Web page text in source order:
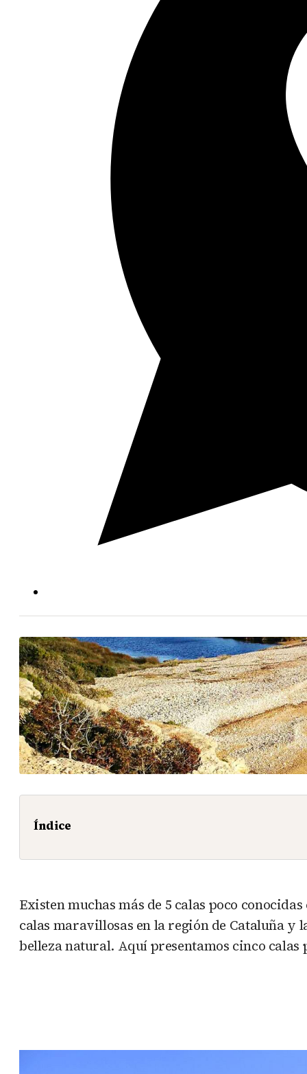
Índice
Existen muchas más de 5 calas poco
calas maravillosas en la región de Cataluña y
belleza natural. Aquí presentamos cinco calas